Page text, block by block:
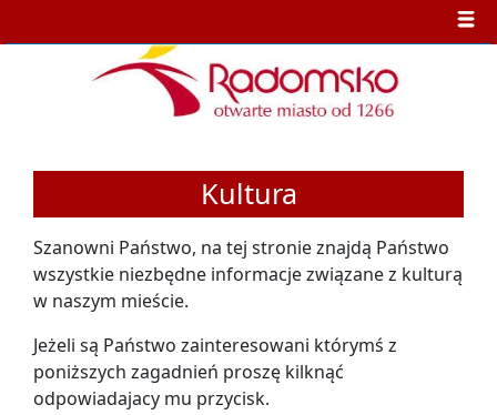
Kultura
Szanowni Państwo, na tej stronie znajdą Państwo
wszystkie niezbędne informacje związane z kulturą
w naszym mieście.
Jeżeli są Państwo zainteresowani którymś z
poniższych zagadnień proszę kilknąć
odpowiadajacy mu przycisk.